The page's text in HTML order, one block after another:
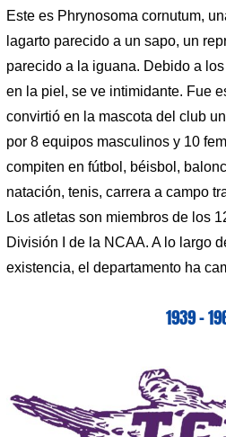
Este es Phrynosoma cornutum,
lagarto parecido a un sapo, un
parecido a la iguana. Debido a
en la piel, se ve intimidante. Fue
convirtió en la mascota del club
por 8 equipos masculinos y 10
compiten en fútbol, ​​béisbol,
natación, tenis, carrera a campo
Los atletas son miembros de los
División I de la NCAA. A lo largo
existencia, el departamento ha
1939 –